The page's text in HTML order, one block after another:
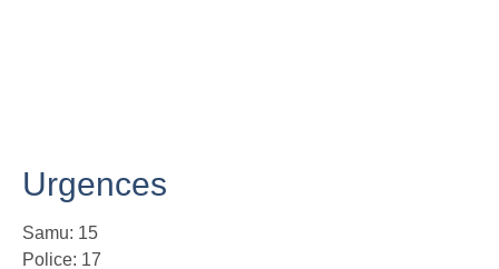
Urgences
Samu: 15
Police: 17